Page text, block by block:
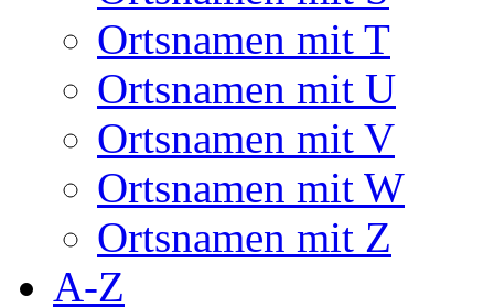
Ortsnamen mit T
Ortsnamen mit U
Ortsnamen mit V
Ortsnamen mit W
Ortsnamen mit Z
A-Z